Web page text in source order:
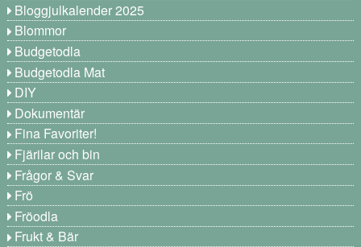
Bloggjulkalender 2025
Blommor
Budgetodla
Budgetodla Mat
DIY
Dokumentär
Fina Favoriter!
Fjärilar och bin
Frågor & Svar
Frö
Fröodla
Frukt & Bär